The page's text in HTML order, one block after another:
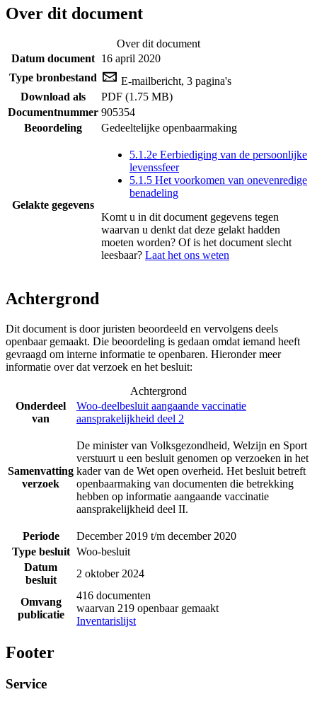
Over dit document
Over dit document
Datum document 16 april 2020
Type bronbestand
E-mailbericht, 3 pagina's
Download als
PDF (1.75 MB)
Documentnummer 905354
Beoordeling
Gedeeltelijke openbaarmaking
Gelakte gegevens
5.1.2e Eerbiediging van de persoonlijke
levenssfeer
5.1.5 Het voorkomen van onevenredige
benadeling
Komt u in dit document gegevens tegen
waarvan u denkt dat deze gelakt hadden
moeten worden? Of is het document slecht
leesbaar? Laat het ons weten
Achtergrond
Dit document is door juristen beoordeeld en vervolgens deels
openbaar gemaakt. Die beoordeling is gedaan omdat iemand heeft
gevraagd om interne informatie te openbaren. Hieronder meer
informatie over dat verzoek en het besluit:
Achtergrond
Onderdeel
van
Woo-deelbesluit aangaande vaccinatie
aansprakelijkheid deel 2
Samenvatting
verzoek
De minister van Volksgezondheid, Welzijn en Sport
verstuurt u een besluit genomen op verzoeken in het
kader van de Wet open overheid. Het besluit betreft
openbaarmaking van documenten die betrekking
hebben op informatie aangaande vaccinatie
aansprakelijkheid deel II.
Periode
December 2019 t/m december 2020
Type besluit Woo-besluit
Datum
besluit
2 oktober 2024
Omvang
publicatie
416 documenten
waarvan 219 openbaar gemaakt
Inventarislijst
Footer
Service